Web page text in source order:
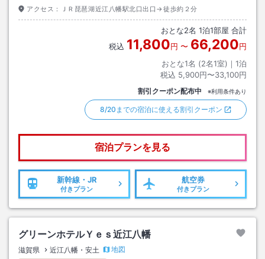
アクセス： ＪＲ琵琶湖近江八幡駅北口出口→徒歩約２分
おとな2名 1泊1部屋 合計
税込 11,800円 〜 66,200円
おとな1名 (2名1室)｜ 1泊
税込 5,900円〜33,100円
割引クーポン配布中 ※利用条件あり
8/20までの宿泊に使える割引クーポン
宿泊プランを見る
新幹線・JR
付きプラン
航空券
付きプラン
グリーンホテルＹｅｓ近江八幡
滋賀県 近江八幡・安土
地図